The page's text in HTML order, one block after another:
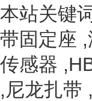
本站关键
带固定座 ,
传感器 ,
,尼龙扎带 ,